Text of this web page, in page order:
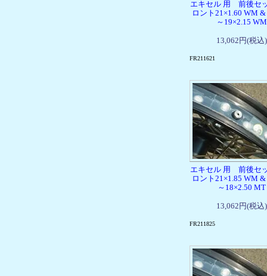
エキセル 用 前後セ
ロント21×1.60 WM
～19×2.15 WM
13,062円(税込)
FR211621
エキセル 用 前後セ
ロント21×1.85 WM
～18×2.50 MT
13,062円(税込)
FR211825